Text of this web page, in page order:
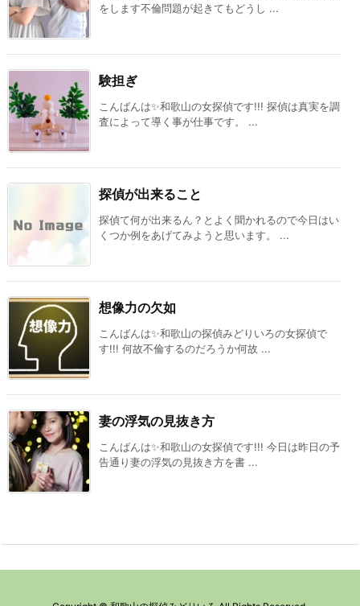
をします不倫問題が起きてもどうし ...
験担ぎ
こんばんは✨和歌山の女探偵です!!! 探偵は真実を調
査によって導く事が仕事です。 ...
探偵が出来ること
探偵て何が出来るん？とよく聞かれるので今日はい
くつか例をあげてみようと思います。 ...
想像力の欠如
こんばんは✨和歌山の探偵みどりいろの女探偵で
す!!! 何故不倫するのだろうか何故 ...
妻の浮気の見抜き方
こんばんは✨和歌山の女探偵です!!! 今日は昨日の予
告通り妻の浮気の見抜き方を書 ...